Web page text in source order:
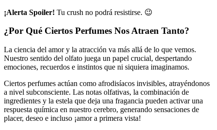
¡Alerta Spoiler! Tu crush no podrá resistirse. 😉
¿Por Qué Ciertos Perfumes Nos Atraen Tanto?
La ciencia del amor y la atracción va más allá de lo que vemos.
Nuestro sentido del olfato juega un papel crucial, despertando
emociones, recuerdos e instintos que ni siquiera imaginamos.
Ciertos perfumes actúan como afrodisíacos invisibles, atrayéndonos
a nivel subconsciente. Las notas olfativas, la combinación de
ingredientes y la estela que deja una fragancia pueden activar una
respuesta química en nuestro cerebro, generando sensaciones de
placer, deseo e incluso ¡amor a primera vista!